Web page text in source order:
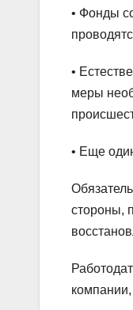
• Фонды
•
меры
• Еще
стороны,